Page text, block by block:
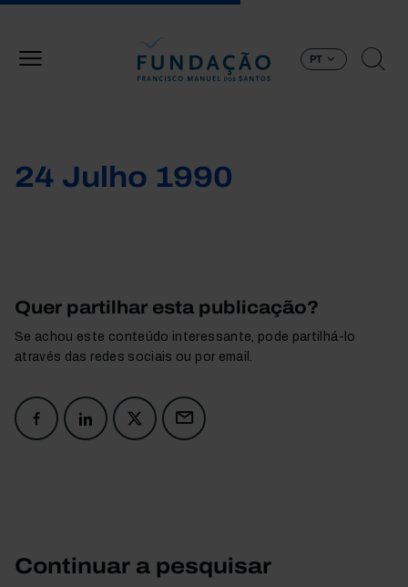
PT
24 Julho 1990
Quer partilhar esta publicação?
Se achou este conteúdo interessante, pode partilhá-lo
através das redes sociais ou por email.
Continuar a pesquisar